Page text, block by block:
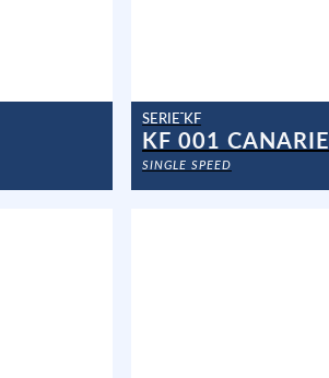
SERIE KF
KF 001 CANARIE
SINGLE SPEED